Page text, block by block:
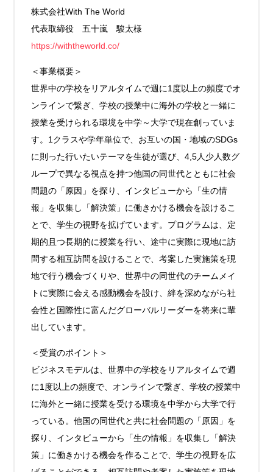
株式会社With The World
代表取締役 五十嵐 駿太様
https://withtheworld.co/
＜事業概要＞
世界中の学校をリアルタイムで週に1度以上の頻度でオ
ンラインで繋ぎ、学校の授業中に海外の学校と一緒に
授業を受けられる環境を中学～大学で現在創っていま
す。1クラスや学年単位で、お互いの国・地域のSDGs
に則った行いたいテーマを生徒が選び、4,5人少人数グ
ループで異なる視点を持つ他国の同世代とともに社会
問題の「原因」を探り、インタビューから「生の情
報」を収集し「解決策」に働きかける機会を設けるこ
とで、学生の視野を拡げています。プログラムは、定
期的且つ長期的に授業を行い、途中に実際に現地に訪
問する相互訪問を設けることで、考案した実施策を現
地で行う機会づくりや、世界中の同世代のチームメイ
トに実際に会える感動機会を設け、絆を深めながら社
会性と国際性に富んだグローバルリーダーを将来に輩
出しています。
＜受賞のポイント＞
ビジネスモデルは、世界中の学校をリアルタイムで週
に1度以上の頻度で、オンラインで繋ぎ、学校の授業中
に海外と一緒に授業を受ける環境を中学から大学で行
っている。他国の同世代と共に社会問題の「原因」を
探り、インタビューから「生の情報」を収集し「解決
策」に働きかける機会を作ることで、学生の視野を広